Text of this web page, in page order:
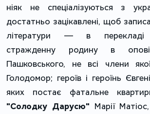
ніяк не спеціалізуються з
достатньо зацікавлені, щоб
літератури — в перекладі
стражденну родину в
Пашковського, не всі члени
Голодомор; героїв і героїнь
яких постає фатальне
"Солодку Дарусю" Марії